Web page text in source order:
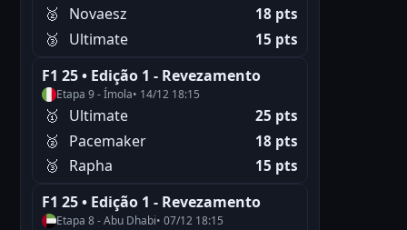
🥈 Novaesz 18 pts
🥉 Ultimate 15 pts
F1 25 • Edição 1 - Revezamento
Etapa 9 - Ímola• 14/12 18:15
🥇 Ultimate 25 pts
🥈 Pacemaker 18 pts
🥉 Rapha 15 pts
F1 25 • Edição 1 - Revezamento
Etapa 8 - Abu Dhabi• 07/12 18:15